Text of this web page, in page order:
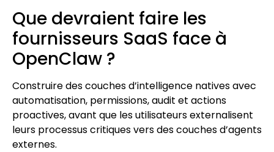
Que devraient faire les
fournisseurs SaaS face à
OpenClaw ?
Construire des couches d’intelligence natives avec
automatisation, permissions, audit et actions
proactives, avant que les utilisateurs externalisent
leurs processus critiques vers des couches d’agents
externes.